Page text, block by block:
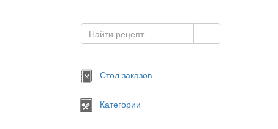
Стол заказов
Категории